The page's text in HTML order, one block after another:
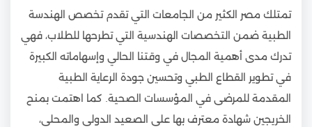
تمتلك مصر الكثير من الجامعات التي تقدم تخصص الهندسة
الطبية ضمن التخصصات الهندسية التي تطرحها للطلاب، فهي
تدرك مدى أهمية المجال في وقتنا الحالي وإسهاماته الكبيرة
في تطوير القطاع الطبي وتحسين جودة الرعاية الطبية
المقدمة للمرضى في المؤسسات الصحية. كما اهتمت بمنح
الخريجين شهادة معترف بها على الصعيد الدولي والمحلي،